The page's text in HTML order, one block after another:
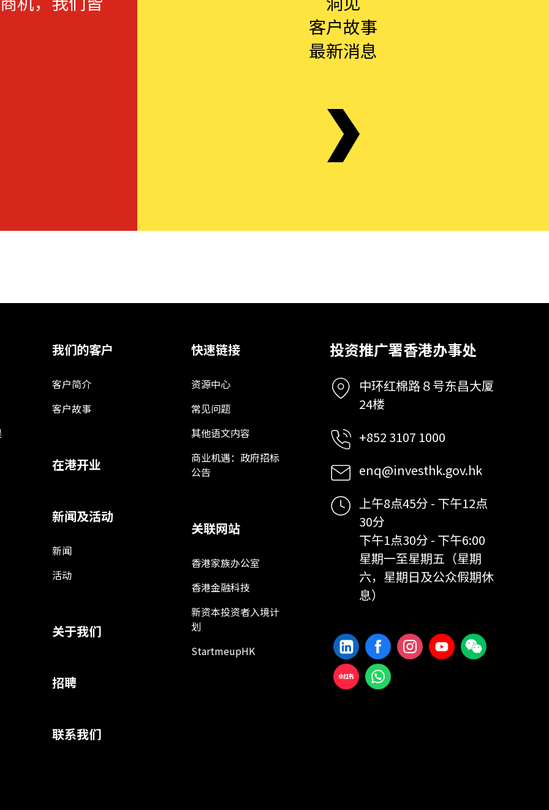
客户故事
最新消息
我们的客户
客户简介
客户故事
在港开业
新闻及活动
新闻
活动
关于我们
招聘
联系我们
快速链接
资源中心
常见问题
其他语文内容
商业机遇：政府招标
公告
关联网站
香港家族办公室
香港金融科技
新资本投资者入境计
划
StartmeupHK
投资推广署香港办事处
中环红棉路８号东昌大厦
24楼
+852 3107 1000
enq@investhk.gov.hk
上午8点45分 - 下午12点
30分
下午1点30分 - 下午6:00
星期一至星期五（星期
六，星期日及公众假期休
息）